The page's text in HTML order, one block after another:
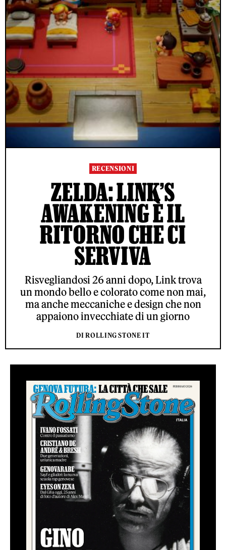
RECENSIONI
ZELDA: LINK’S
AWAKENING È IL
RITORNO CHE CI
SERVIVA
Risvegliandosi 26 anni dopo, Link trova
un mondo bello e colorato come non mai,
ma anche meccaniche e design che non
appaiono invecchiate di un giorno
DI ROLLING STONE IT